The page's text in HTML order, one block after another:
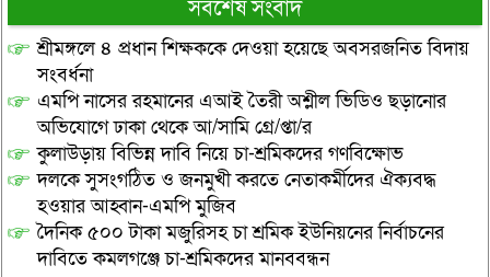
সর্বশেষ সংবাদ
শ্রীমঙ্গলে ৪ প্রধান শিক্ষককে দেওয়া হয়েছে অবসরজনিত বিদায়
সংবর্ধনা
এমপি নাসের রহমানের এআই তৈরী অশ্লীল ভিডিও ছড়ানোর
অভিযোগে ঢাকা থেকে আ/সামি গ্রে/প্তা/র
কুলাউড়ায় বিভিন্ন দাবি নিয়ে চা-শ্রমিকদের গণবিক্ষোভ
দলকে সুসংগঠিত ও জনমুখী করতে নেতাকর্মীদের ঐক্যবদ্ধ
হওয়ার আহ্বান-এমপি মুজিব
দৈনিক ৫০০ টাকা মজুরিসহ চা শ্রমিক ইউনিয়নের নির্বাচনের
দাবিতে কমলগঞ্জে চা-শ্রমিকদের মানববন্ধন